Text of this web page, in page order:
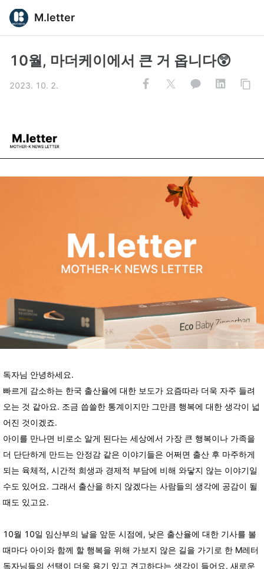
M.letter
10월, 마더케이에서 큰 거 옵니다😲
2023. 10. 2.
독자님 안녕하세요.
빠르게 감소하는 한국 출산율에 대한 보도가 요즘따라 더욱 자주 들려
오는 것 같아요. 조금 씁쓸한 통계이지만 그만큼 행복에 대한 생각이 넓
어진 것이겠죠.
아이를 만나면 비로소 알게 된다는 세상에서 가장 큰 행복이나 가족을
더 단단하게 만드는 안정감 같은 이야기들은 어쩌면 출산 후 마주하게
되는 육체적, 시간적 희생과 경제적 부담에 비해 와닿지 않는 이야기일
수도 있어요. 그래서 출산을 하지 않겠다는 사람들의 생각에 공감이 될
때도 있고요.
10월 10일 임산부의 날을 앞둔 시점에, 낮은 출산율에 대한 기사를 볼
때마다 아이와 함께 할 행복을 위해 가보지 않은 길을 가기로 한 M레터
독자님들의 선택이 더욱 용기 있고 견고하다는 생각이 들어요. 새로운